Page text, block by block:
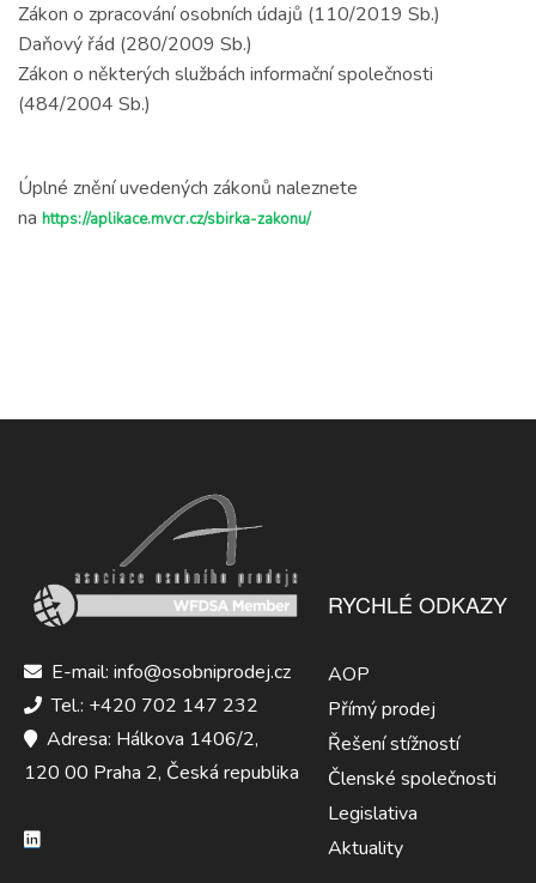
Zákon o zpracování osobních údajů (110/2019 Sb.)
Daňový řád (280/2009 Sb.)
Zákon o některých službách informační společnosti
(484/2004 Sb.)
Úplné znění uvedených zákonů naleznete
na https://aplikace.mvcr.cz/sbirka-zakonu/
E-mail: info@osobniprodej.cz
Tel.: +420 702 147 232
Adresa: Hálkova 1406/2,
120 00 Praha 2, Česká republika
RYCHLÉ ODKAZY
AOP
Přímý prodej
Řešení stížností
Členské společnosti
Legislativa
Aktuality